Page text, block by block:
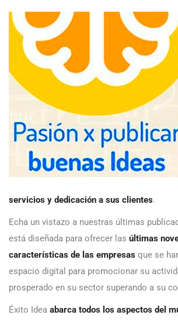
servicios y dedicación a sus clientes.
Echa un vistazo a nuestras últimas
está diseñada para ofrecer las últimas
características de las empresas que se
espacio digital para promocionar su
prosperado en su sector superando a su
Éxito Idea abarca todos los aspectos del